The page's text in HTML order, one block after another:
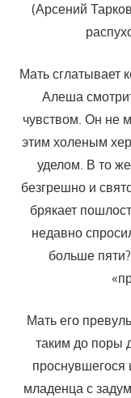
(Арсений
Мать сглатывает
Алеша
чувством. Он не
этим холеным
уделом. В то
безгрешно и
брякает
недавно
больше
Мать его
таким до поры
младенца с